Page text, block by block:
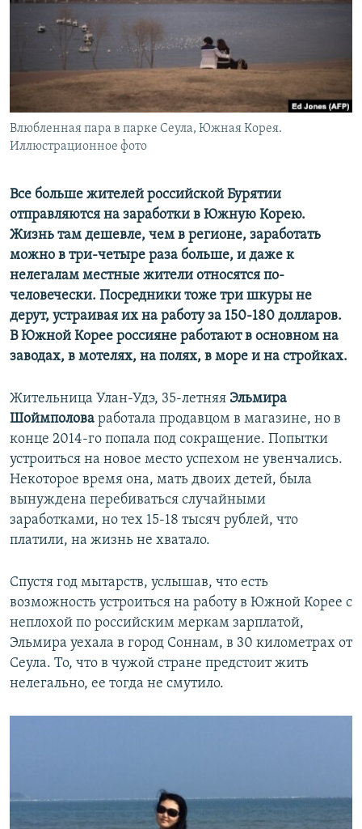
ПОБЕДИТЕЛЕЙ НЕ СУДЯТ?
КРЫМ.НЕПОКОРЕННЫЙ
ELIFBE
УКРАИНСКАЯ ПРОБЛЕМА КРЫМА
Все сайты RFE/RL
Влюбленная пара в парке Сеула, Южная Корея.
Иллюстрационное фото
Все больше жителей российской Бурятии
отправляются на заработки в Южную Корею.
Жизнь там дешевле, чем в регионе, заработать
можно в три-четыре раза больше, и даже к
нелегалам местные жители относятся по-
человечески. Посредники тоже три шкуры не
дерут, устраивая их на работу за 150-180 долларов.
В Южной Корее россияне работают в основном на
заводах, в мотелях, на полях, в море и на стройках.
Жительница Улан-Удэ, 35-летняя Эльмира
Шоймполова работала продавцом в магазине, но в
конце 2014-го попала под сокращение. Попытки
устроиться на новое место успехом не увенчались.
Некоторое время она, мать двоих детей, была
вынуждена перебиваться случайными
заработками, но тех 15-18 тысяч рублей, что
платили, на жизнь не хватало.
Спустя год мытарств, услышав, что есть
возможность устроиться на работу в Южной Корее с
неплохой по российским меркам зарплатой,
Эльмира уехала в город Соннам, в 30 километрах от
Сеула. То, что в чужой стране предстоит жить
нелегально, ее тогда не смутило.